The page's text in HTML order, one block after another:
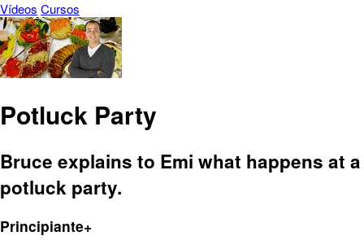
Vídeos Cursos
Potluck Party
Bruce explains to Emi what happens at a
potluck party.
Principiante+